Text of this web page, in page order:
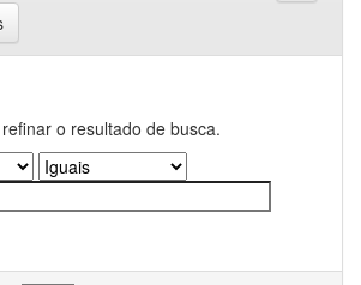
o resultado de busca.